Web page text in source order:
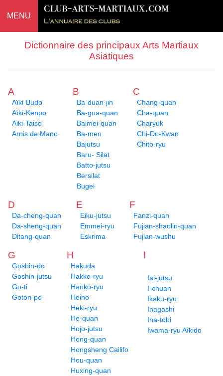
MENU
Dictionnaire des principaux Arts Martiaux
Asiatiques
A
Aïki-Budo
Aïki-Kenpo
Aiki-Taiso
Arnis de Mano
B
Ba-duan-jin
Ba-gua-quan
Baimei-quan
Ba-men
Bajutsu
Baru- Silat
Batto-jutsu
Bersilat
Bugei
C
Chang-quan
Cha-quan
Charyuk
Chi-Do-Kwan
Chito-ryu
D
Da-cheng-quan
Da-sheng-quan
Ditang-quan
E
Eiku-jutsu
Emmei-ryu
Eskrima
F
Fanzi-quan
Fujian-shaolin-quan
Fujian-wushu
G
Goshin-do
Goshin-jutsu
Go-ti
Goton-po
H
Hakuda
Hakko-ryu
Hanko-ryu
Heiho
Heki-ryu
He-quan
Hojo-jutsu
Hong-quan
Hongsheng Cailifo
Hou-quan
Huxing-quan
I
Iai-jutsu
I-chuan
Ikaku-ryu
Inagashi
Ina-tobi
Iwama-ryu Aîkido